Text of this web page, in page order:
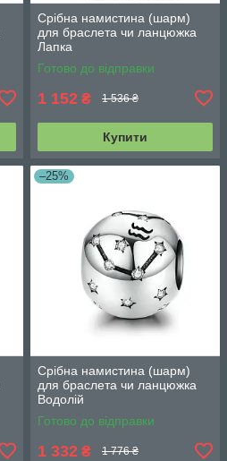
Срібна намистина (шарм)
для браслета чи ланцюжка
Лапка
Готово до відправки
1 152 ₴ 1 536 ₴
Купити
–25%
Срібна намистина (шарм)
для браслета чи ланцюжка
Водолій
Готово до відправки
1 332 ₴ 1 776 ₴